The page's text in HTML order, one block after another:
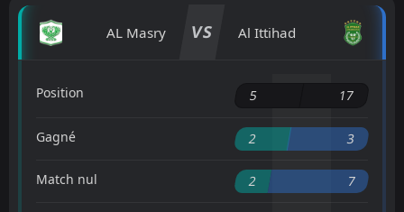
AL Masry VS Al Ittihad
Position 5 17
Gagné 2 3
Match nul 2 7